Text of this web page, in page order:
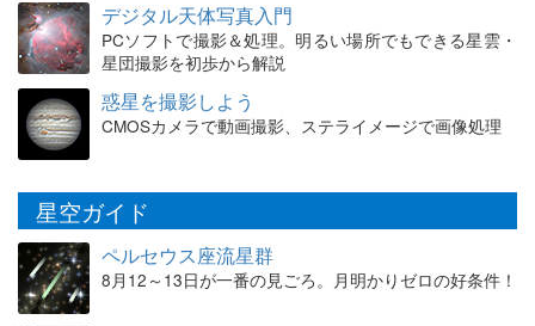
デジタル天体写真入門
PCソフトで撮影＆処理。明るい場所でもできる星雲・
星団撮影を初歩から解説
惑星を撮影しよう
CMOSカメラで動画撮影、ステライメージで画像処理
星空ガイド
ペルセウス座流星群
8月12～13日が一番の見ごろ。月明かりゼロの好条件！